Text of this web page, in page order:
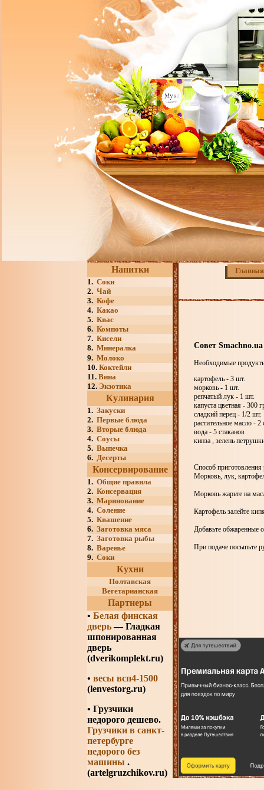
Напитки
1. Соки
2. Чай
3. Кофе
4. Какао
5. Квас
6. Компоты
7. Кисели
8. Минералка
9. Молоко
10. Коктейли
11. Вина
12. Экзотика
Кулинария
1. Закуски
2. Первые блюда
3. Вторые блюда
4. Соусы
5. Выпечка
6. Десерты
Консервирование
1. Общие правила
2. Консервация
3. Маринование
4. Соление
5. Квашение
6. Заготовка мяса
7. Заготовка рыбы
8. Варенье
9. Соки
Кухни
Полтавская
Вегетарианская
Партнеры
• Белая финская
дверь— Гладкая
шпонированная
дверь
(dverikomplekt.ru)
• весы всп4-1500
(lenvestorg.ru)
• Грузчики
недорого дешево.
Грузчики в санкт-
петербурге
недорого без
машины .
(artelgruzchikov.ru)
Главная
Совет Smachno.ua
Необходимые
картофель - 3 шт.
морковь - 1 шт.
репчатый лук - 1 шт.
капуста цветная - 300
сладкий перец - 1/2 шт.
растительное масло - 2
вода - 5 стаканов
кинза , зелень
Способ приготовления
Морковь, лук,
Морковь жарьте на
Картофель залейте
Добавьте обжаренные
При подаче посыпьте